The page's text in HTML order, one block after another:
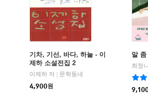
기차, 기선, 바다, 하늘 - 이
제하 소설전집 2
이제하 저
문학동네
4,900원
말
최정